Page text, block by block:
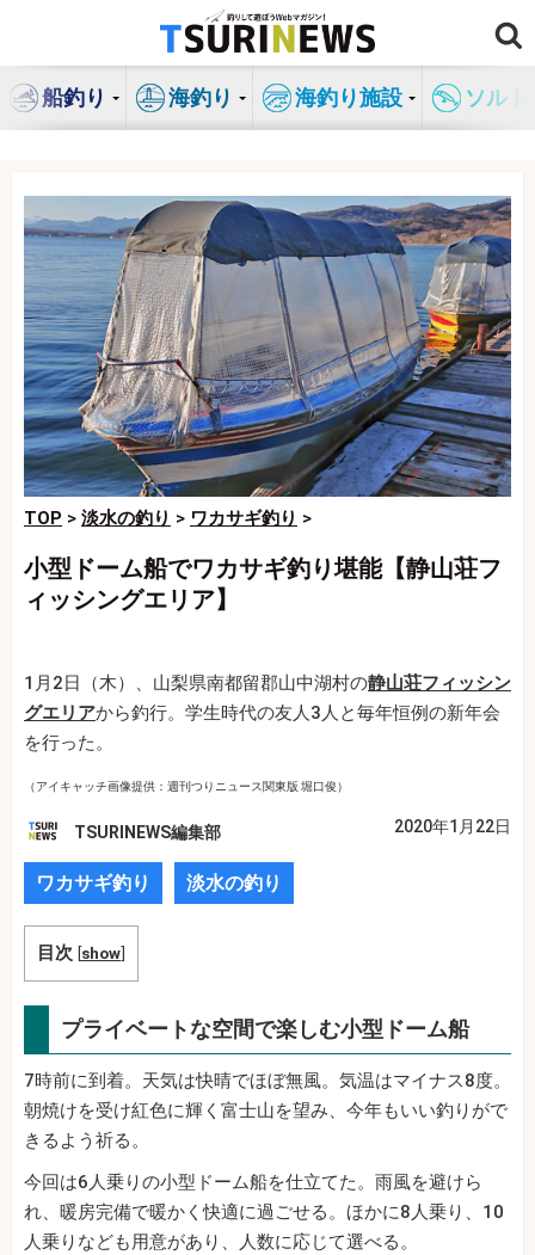
ン
船釣り 海釣り 海釣り施設 ソル
TOP > 淡水の釣り > ワカサギ釣り >
小型ドーム船でワカサギ釣り堪能【静山荘フ
ィッシングエリア】
1月2日（木）、山梨県南都留郡山中湖村の静山荘フィッシン
グエリアから釣行。学生時代の友人3人と毎年恒例の新年会
を行った。
（アイキャッチ画像提供：週刊つりニュース関東版 堀口俊）
TSURINEWS編集部 2020年1月22日
ワカサギ釣り 淡水の釣り
目次 [show]
プライベートな空間で楽しむ小型ドーム船
7時前に到着。天気は快晴でほぼ無風。気温はマイナス8度。
朝焼けを受け紅色に輝く富士山を望み、今年もいい釣りがで
きるよう祈る。
今回は6人乗りの小型ドーム船を仕立てた。雨風を避けら
れ、暖房完備で暖かく快適に過ごせる。ほかに8人乗り、10
人乗りなども用意があり、人数に応じて選べる。